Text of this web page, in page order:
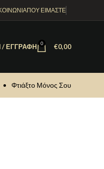
ΠΟΥ ΕΙΜΑΣΤΕ
/ ΕΓΓΡΑΦΉ 0 €0,00
Φτιάξτο Μόνος Σου